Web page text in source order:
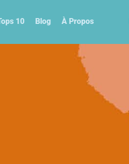
10 Blog À Propos